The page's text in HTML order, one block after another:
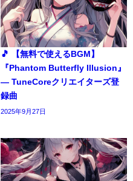
🎵 【無料で使えるBGM】
『Phantom Butterfly Illusion』
― TuneCoreクリエイターズ登
録曲
2025年9月27日